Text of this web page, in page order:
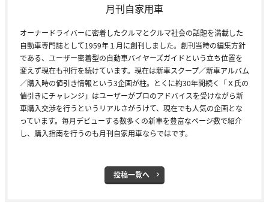
月刊自家用車
オーナードライバーに密着したクルマとクルマ社会の話題を満載した
自動車専門誌として1959年１月に創刊しました。創刊当時の編集方針
である、ユーザー密着型の自動車バイヤーズガイドという立ち位置を
変えず現在も刊行を続けています。現在は新車スクープ／新車アルバム
／購入時の値引き情報という3企画が柱。とくに約30年間続く「Ｘ氏の
値引きにチャレンジ」はユーザーがプロのアドバイスを受けながら新
車購入交渉を行うというリアルさがうけて、現在でも人気の企画とな
っています。毎月デビューする数多くの新車を豊富なページ数で紹介
し、購入指南を行うのも月刊自家用車ならではです。
投稿一覧へ